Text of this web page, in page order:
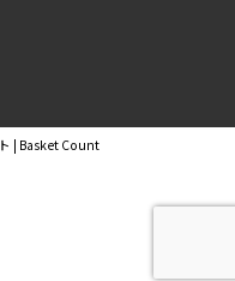
| Basket Count